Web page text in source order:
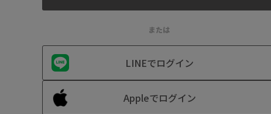
または
LINEでログイン
Appleでログイン